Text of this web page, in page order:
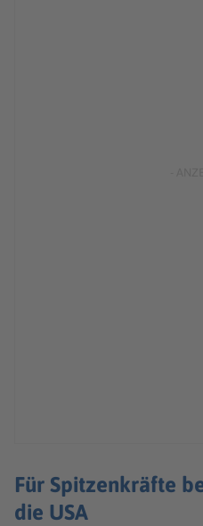
Für Spitzenkräfte
die USA